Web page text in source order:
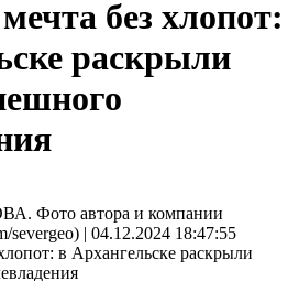
без хлопот:
раскрыли
Фото автора и компании
severgeo) | 04.12.2024 18:47:55